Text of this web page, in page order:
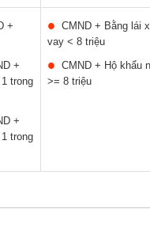
+
+
trong
+
trong
CMND + Bằng lái
vay < 8 triệu
CMND + Hộ khẩu
>= 8 triệu